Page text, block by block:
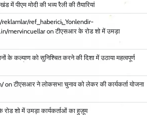
में पीएम मोदी की भव्य रैली की तैयारियां
ref_haberici_Yonlendir-
mervincuellar onटीएसआर के रोड शो में उमड़ा
के कल्याण को सुनिश्चित करने की दिशा में उठाया महत्वपूर्ण
onटीएसआर ने लोकसभा चुनाव को लेकर की कार्यकर्ता योजना
शो में उमड़ा कार्यकर्ताओं का हुज़ूम